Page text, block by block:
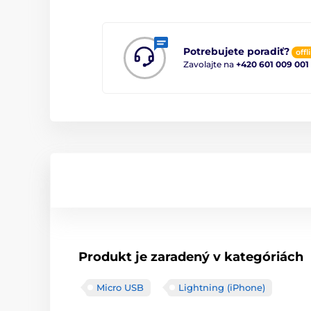
Potrebujete poradiť?
Zavolajte na +420 601 009 001
Produkt je zaradený v kategóriách
Micro USB Lightning (iPhone)